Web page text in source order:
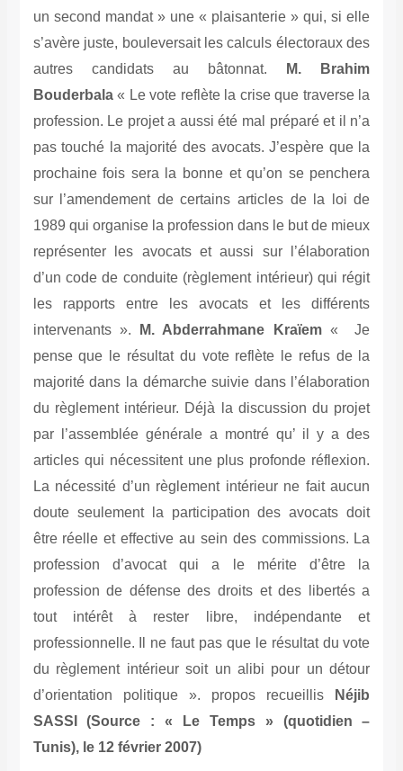
un second mandat » une « plaisanterie » qui, si elle
s’avère juste, bouleversait les calculs électoraux des
autres candidats au bâtonnat.
M. Brahim
Bouderbala« Le vote reflète la crise que traverse la
profession. Le projet a aussi été mal préparé et il n’a
pas touché la majorité des avocats. J’espère que la
prochaine fois sera la bonne et qu’on se penchera
sur l’amendement de certains articles de la loi de
1989 qui organise la profession dans le but de mieux
représenter les avocats et aussi sur l’élaboration
d’un code de conduite (règlement intérieur) qui régit
les rapports entre les avocats et les différents
intervenants ».
M. Abderrahmane Kraïem« Je
pense que le résultat du vote reflète le refus de la
majorité dans la démarche suivie dans l’élaboration
du règlement intérieur. Déjà la discussion du projet
par l’assemblée générale a montré qu’ il y a des
articles qui nécessitent une plus profonde réflexion.
La nécessité d’un règlement intérieur ne fait aucun
doute seulement la participation des avocats doit
être réelle et effective au sein des commissions. La
profession d’avocat qui a le mérite d’être la
profession de défense des droits et des libertés a
tout intérêt à rester libre, indépendante et
professionnelle. Il ne faut pas que le résultat du vote
du règlement intérieur soit un alibi pour un détour
d’orientation politique ». propos recueillis
Néjib
SASSI (Source : « Le Temps » (quotidien –
Tunis), le 12 février 2007)